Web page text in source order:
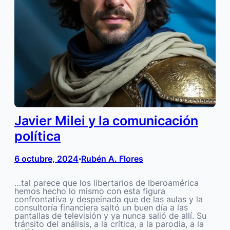
Javier Milei y la comunicación
política
6 octubre, 2024•Rubén A. Flores
…tal parece que los libertarios de Iberoamérica
hemos hecho lo mismo con esta figura
confrontativa y despeinada que de las aulas y la
consultoría financiera saltó un buen día a las
pantallas de televisión y ya nunca salió de allí. Su
tránsito del análisis, a la crítica, a la parodia, a la